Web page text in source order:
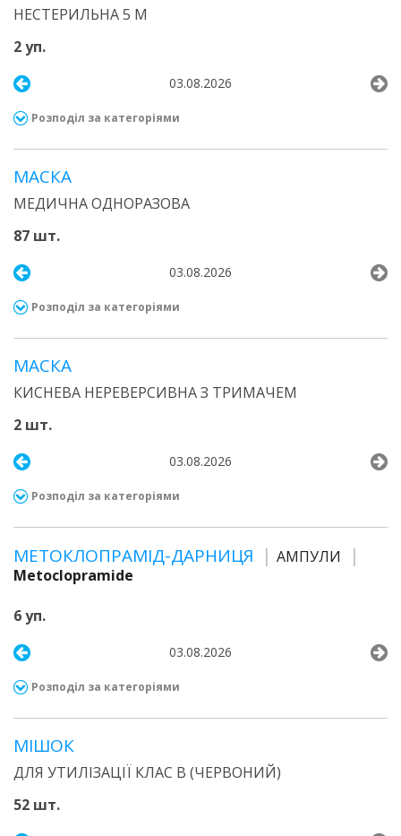
НЕСТЕРИЛЬНА 5 М
2 уп.
03.08.2026
Розподіл за категоріями
МАСКА
МЕДИЧНА ОДНОРАЗОВА
87 шт.
03.08.2026
Розподіл за категоріями
МАСКА
КИСНЕВА НЕРЕВЕРСИВНА З ТРИМАЧЕМ
2 шт.
03.08.2026
Розподіл за категоріями
МЕТОКЛОПРАМІД-ДАРНИЦЯ
АМПУЛИ
Metoclopramide
6 уп.
03.08.2026
Розподіл за категоріями
МІШОК
ДЛЯ УТИЛІЗАЦІЇ КЛАС В (ЧЕРВОНИЙ)
52 шт.